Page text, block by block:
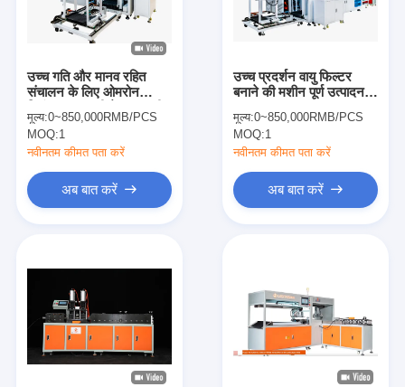
उच्च गति और मानव रहित
संचालन के लिए ओमरोन
तरह से स्वचालित विधानसभा
लाइन
मूल्य:0~850,000RMB/PCS
MOQ:1
नवीनतम कीमत पता करें
अब बात करें
उच्च प्रदर्शन वायु फिल्टर
बनाने की मशीन पूर्ण उत्पादन
मूल्य:0~850,000RMB/PCS
MOQ:1
नवीनतम कीमत पता करें
अब बात करें